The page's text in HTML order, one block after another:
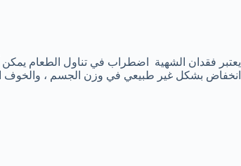
يعتبر فقدان الشهية اضطراب في تناول الطعام
انخفاض بشكل غير طبيعي في وزن الجسم ،